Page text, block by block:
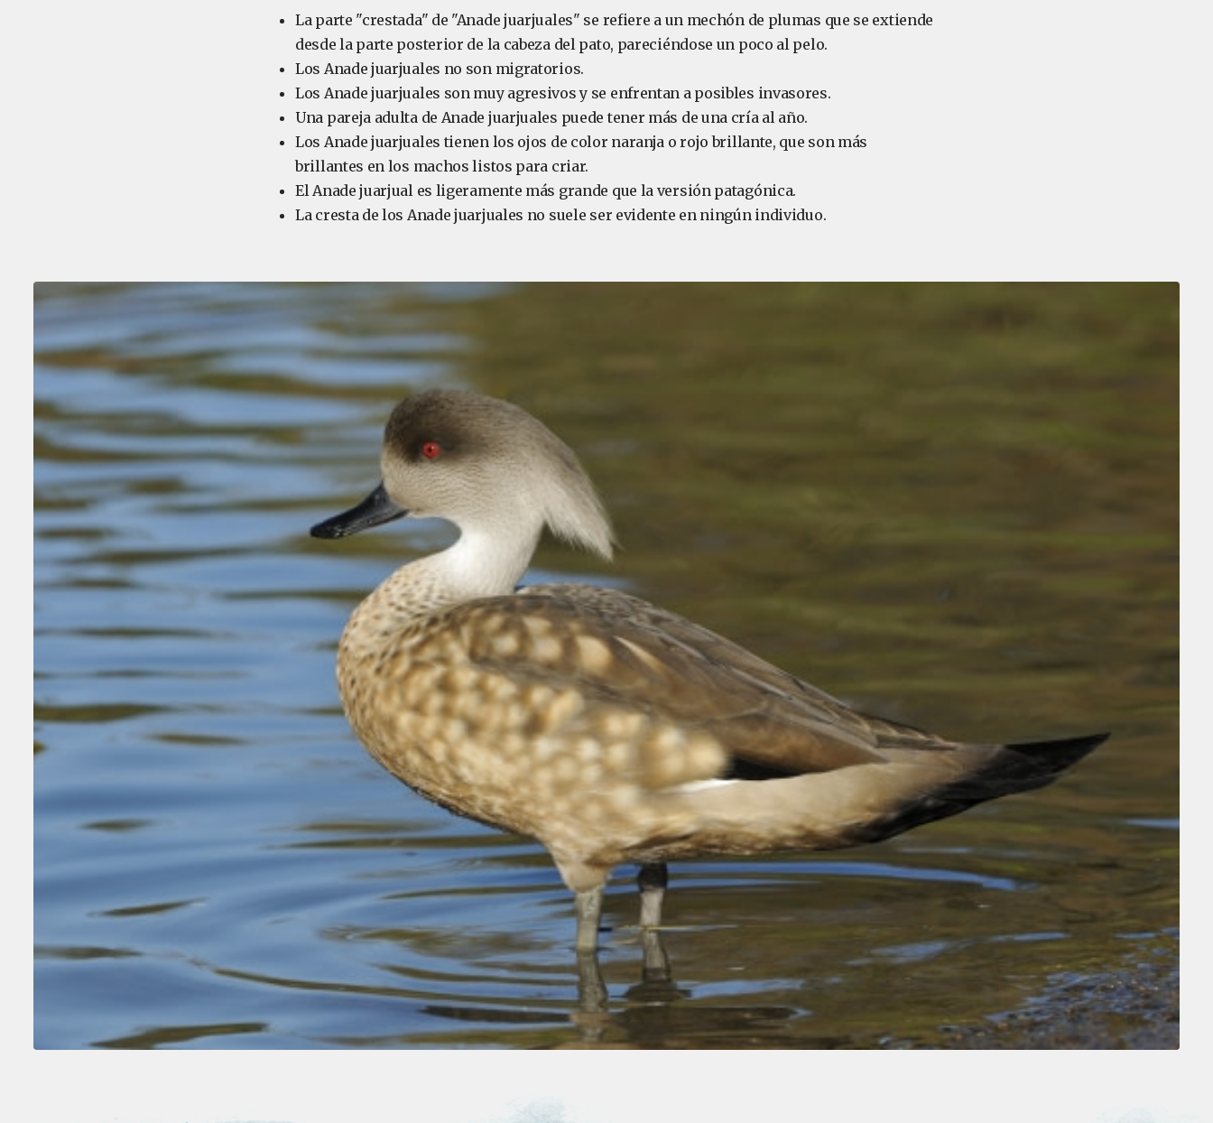
La parte "crestada" de "Anade juarjuales" se refiere a un mechón de plumas que se extiende
desde la parte posterior de la cabeza del pato, pareciéndose un poco al pelo.
Los Anade juarjuales no son migratorios.
Los Anade juarjuales son muy agresivos y se enfrentan a posibles invasores.
Una pareja adulta de Anade juarjuales puede tener más de una cría al año.
Los Anade juarjuales tienen los ojos de color naranja o rojo brillante, que son más
brillantes en los machos listos para criar.
El Anade juarjual es ligeramente más grande que la versión patagónica.
La cresta de los Anade juarjuales no suele ser evidente en ningún individuo.